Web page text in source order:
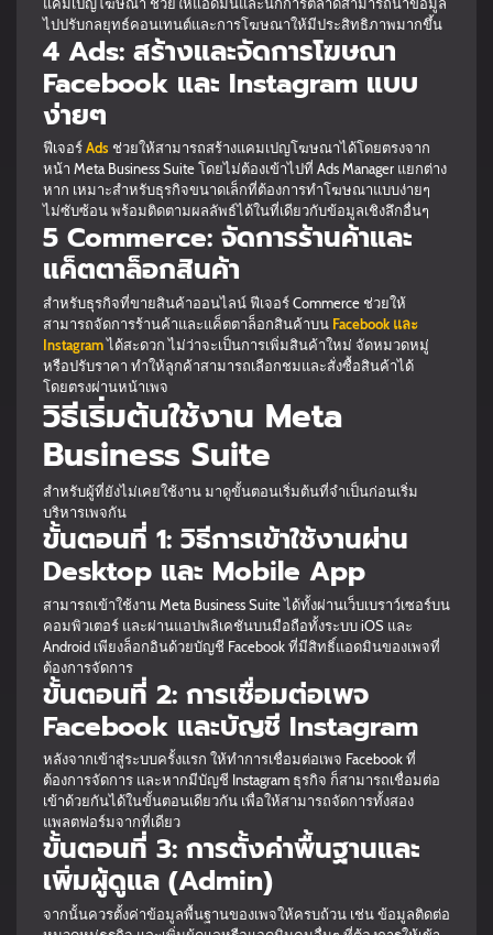
ไปปรับกลยุทธ์คอนเทนต์และการโฆษณาให้มีประสิทธิภาพมากขึ้น
4 Ads: สร้างและจัดการโฆษณา
Facebook และ Instagram แบบ
ง่ายๆ
ฟีเจอร์Ads ช่วยให้สามารถสร้างแคมเปญโฆษณาได้โดยตรงจาก
หน้า Meta Business Suite โดยไม่ต้องเข้าไปที่ Ads Manager แยกต่าง
หาก เหมาะสำหรับธุรกิจขนาดเล็กที่ต้องการทำโฆษณาแบบง่ายๆ
ไม่ซับซ้อน พร้อมติดตามผลลัพธ์ได้ในที่เดียวกับข้อมูลเชิงลึกอื่นๆ
5 Commerce: จัดการร้านค้าและ
แค็ตตาล็อกสินค้า
สำหรับธุรกิจที่ขายสินค้าออนไลน์ ฟีเจอร์ Commerce ช่วยให้
สามารถจัดการร้านค้าและแค็ตตาล็อกสินค้าบน Facebook และ
Instagramได้สะดวก ไม่ว่าจะเป็นการเพิ่มสินค้าใหม่ จัดหมวดหมู่
หรือปรับราคา ทำให้ลูกค้าสามารถเลือกชมและสั่งซื้อสินค้าได้
โดยตรงผ่านหน้าเพจ
วิธีเริ่มต้นใช้งาน Meta
Business Suite
สำหรับผู้ที่ยังไม่เคยใช้งาน มาดูขั้นตอนเริ่มต้นที่จำเป็นก่อนเริ่ม
บริหารเพจกัน
ขั้นตอนที่ 1: วิธีการเข้าใช้งานผ่าน
Desktop และ Mobile App
สามารถเข้าใช้งาน Meta Business Suite ได้ทั้งผ่านเว็บเบราว์เซอร์บน
คอมพิวเตอร์ และผ่านแอปพลิเคชันบนมือถือทั้งระบบ iOS และ
Android เพียงล็อกอินด้วยบัญชี Facebook ที่มีสิทธิ์แอดมินของเพจที่
ต้องการจัดการ
ขั้นตอนที่ 2: การเชื่อมต่อเพจ
Facebook และบัญชี Instagram
หลังจากเข้าสู่ระบบครั้งแรก ให้ทำการเชื่อมต่อเพจ Facebook ที่
ต้องการจัดการ และหากมีบัญชี Instagram ธุรกิจ ก็สามารถเชื่อมต่อ
เข้าด้วยกันได้ในขั้นตอนเดียวกัน เพื่อให้สามารถจัดการทั้งสอง
แพลตฟอร์มจากที่เดียว
ขั้นตอนที่ 3: การตั้งค่าพื้นฐานและ
เพิ่มผู้ดูแล (Admin)
จากนั้นควรตั้งค่าข้อมูลพื้นฐานของเพจให้ครบถ้วน เช่น ข้อมูลติดต่อ